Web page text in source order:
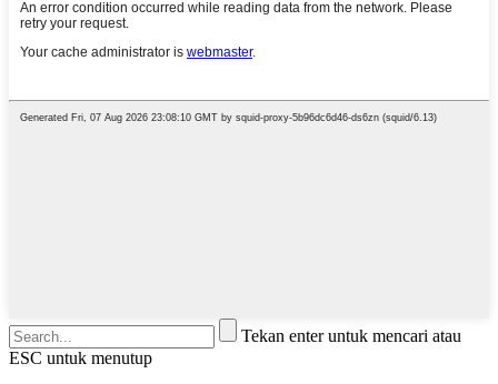
Tekan enter untuk mencari atau
ESC untuk menutup